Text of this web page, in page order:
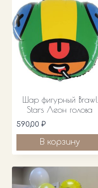
Шар фигурный Brawl
Stars Леон голова
590,00 ₽
В корзину